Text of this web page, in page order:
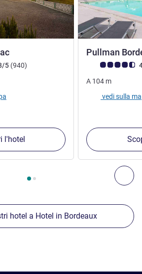
ulteriori strutture nelle vicinanze
ulteriori strutture nelle vicinanze 1 :,
ALL)
5 (940recensioni
)
l'hotel
Pullman
Giudizio clienti
A 104 m
vedi sulla
hotel a Hotel in Bordeaux